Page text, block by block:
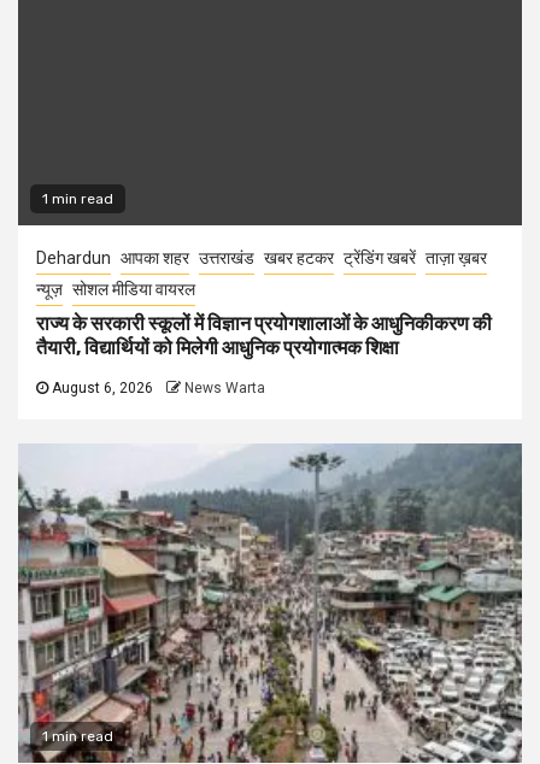
1 min read
Dehardun आपका शहर उत्तराखंड खबर हटकर ट्रेंडिंग खबरें ताज़ा ख़बर
न्यूज़ सोशल मीडिया वायरल
राज्य के सरकारी स्कूलों में विज्ञान प्रयोगशालाओं के आधुनिकीकरण की
तैयारी, विद्यार्थियों को मिलेगी आधुनिक प्रयोगात्मक शिक्षा
August 6, 2026 News Warta
1 min read